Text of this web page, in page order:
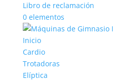
Libro de reclamación
0 elementos
Inicio
Cardio
Trotadoras
Elíptica